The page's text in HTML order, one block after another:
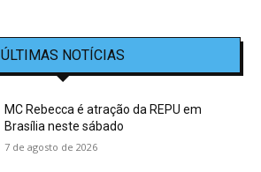
ÚLTIMAS NOTÍCIAS
MC Rebecca é atração da REPU em
Brasília neste sábado
7 de agosto de 2026